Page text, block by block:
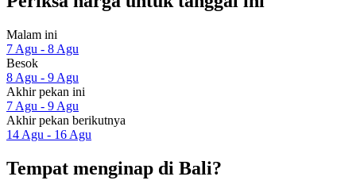
Malam ini
7 Agu - 8 Agu
Besok
8 Agu - 9 Agu
Akhir pekan ini
7 Agu - 9 Agu
Akhir pekan berikutnya
14 Agu - 16 Agu
Tempat menginap di Bali?